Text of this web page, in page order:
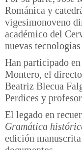
Románica y
vigesimonoveno
académico del
nuevas
Han participado
Montero, el
Beatriz Blecua
Perdices y
El legado en
Gramática
edición